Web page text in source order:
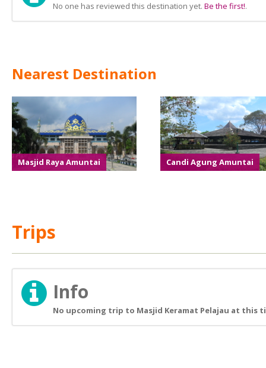
No one has reviewed this destination yet. Be the first!.
Nearest Destination
Masjid Raya Amuntai Candi Agung Amuntai
Trips
Info
No upcoming trip to Masjid Keramat Pelajau at this